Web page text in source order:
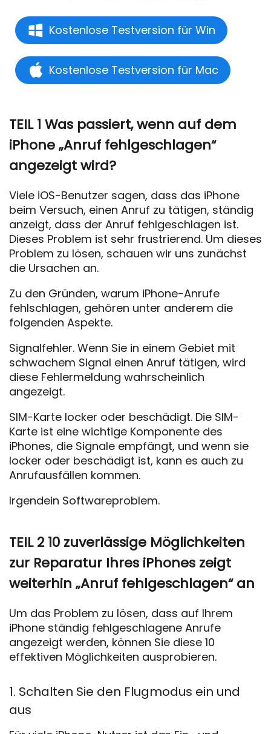
Kostenlose Testversion für Win
Kostenlose Testversion für Mac
TEIL 1 Was passiert, wenn auf dem
iPhone „Anruf fehlgeschlagen“
angezeigt wird?
Viele iOS-Benutzer sagen, dass das iPhone
beim Versuch, einen Anruf zu tätigen, ständig
anzeigt, dass der Anruf fehlgeschlagen ist.
Dieses Problem ist sehr frustrierend. Um dieses
Problem zu lösen, schauen wir uns zunächst
die Ursachen an.
Zu den Gründen, warum iPhone-Anrufe
fehlschlagen, gehören unter anderem die
folgenden Aspekte.
Signalfehler. Wenn Sie in einem Gebiet mit
schwachem Signal einen Anruf tätigen, wird
diese Fehlermeldung wahrscheinlich
angezeigt.
SIM-Karte locker oder beschädigt. Die SIM-
Karte ist eine wichtige Komponente des
iPhones, die Signale empfängt, und wenn sie
locker oder beschädigt ist, kann es auch zu
Anrufausfällen kommen.
Irgendein Softwareproblem.
TEIL 2 10 zuverlässige Möglichkeiten
zur Reparatur Ihres iPhones zeigt
weiterhin „Anruf fehlgeschlagen“ an
Um das Problem zu lösen, dass auf Ihrem
iPhone ständig fehlgeschlagene Anrufe
angezeigt werden, können Sie diese 10
effektiven Möglichkeiten ausprobieren.
1. Schalten Sie den Flugmodus ein und
aus